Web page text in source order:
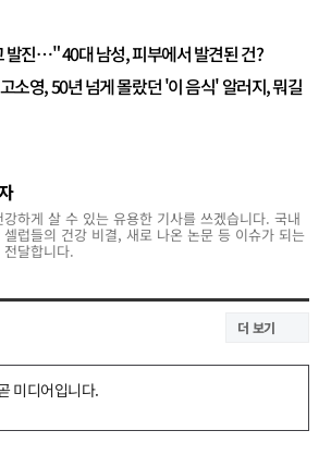
발진…" 40대 남성, 피부에서 발견된 건?
소영, 50년 넘게 몰랐던 '이 음식' 알러지, 뭐길
하게 살 수 있는 유용한 기사를 쓰겠습니다. 국내
셀럽들의 건강 비결, 새로 나온 논문 등 이슈가 되는
달합니다.
더 보기